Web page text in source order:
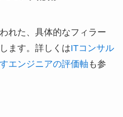
れた、具体的なフィラー
ます。詳しくはITコンサル
エンジニアの評価軸 も参